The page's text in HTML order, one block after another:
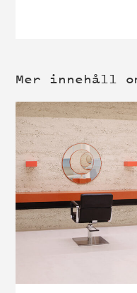
Mer innehåll